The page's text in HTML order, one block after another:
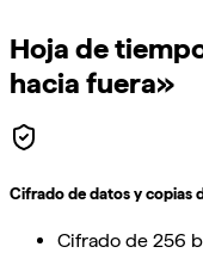
Hoja de
hacia fuera»
Cifrado de datos y copias
Cifrado de 256